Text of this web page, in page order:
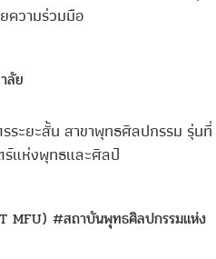
ความร่วมมือ
ลัย
ระยะสั้น สาขาพุทธศิลปกรรม รุ่นที่
ร์แห่งพุทธและศิลป์
MFU) #สถาบันพุทธศิลปกรรมแห่ง